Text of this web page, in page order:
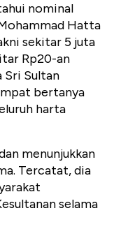
nominal
Hatta
sekitar 5 juta
Rp20-an
Sri Sultan
bertanya
harta
menunjukkan
Tercatat, dia
selama